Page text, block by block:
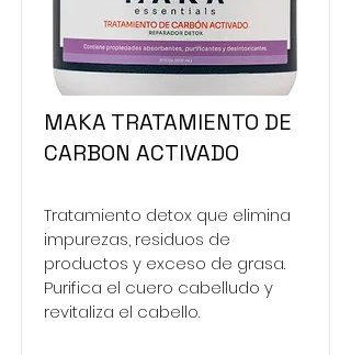
MAKA TRATAMIENTO DE
CARBON ACTIVADO
Tratamiento detox que elimina
impurezas, residuos de
productos y exceso de grasa.
Purifica el cuero cabelludo y
revitaliza el cabello.